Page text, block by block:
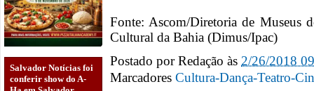
Salvador Notícias foi
conferir show do A-
Fonte: Ascom/Diretoria de Museus
Cultural da Bahia (Dimus/Ipac)
Postado porRedação às 2/26/2018
Marcadores Cultura-Dança-Teatro-